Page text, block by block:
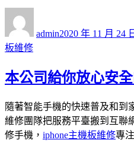
admin佈
2020 年 11 月 24
板維修
本公司給你放心安
隨著智能手機的快速普及和到
維修團隊把服務平臺搬到互聯
修手機， iphone主機板維修專